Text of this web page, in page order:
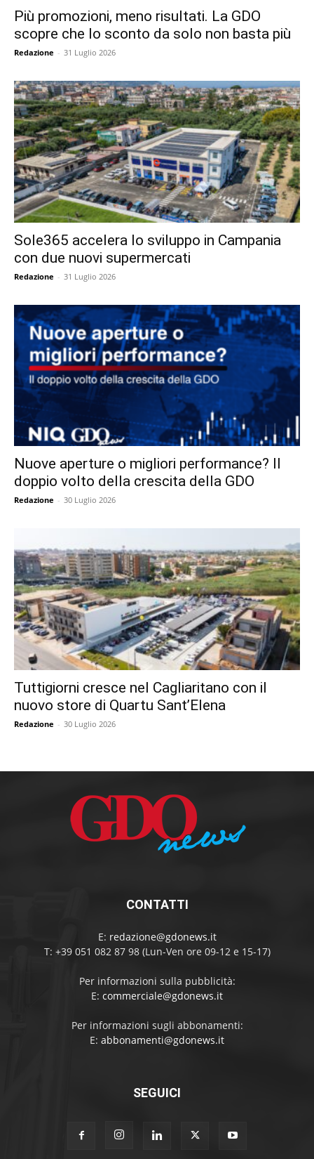
Più promozioni, meno risultati. La GDO
scopre che lo sconto da solo non basta più
Redazione - 31 Luglio 2026
Sole365 accelera lo sviluppo in Campania
con due nuovi supermercati
Redazione - 31 Luglio 2026
Nuove aperture o migliori performance? Il
doppio volto della crescita della GDO
Redazione - 30 Luglio 2026
Tuttigiorni cresce nel Cagliaritano con il
nuovo store di Quartu Sant’Elena
Redazione - 30 Luglio 2026
CONTATTI
E: redazione@gdonews.it
T: +39 051 082 87 98 (Lun-Ven ore 09-12 e 15-17)
Per informazioni sulla pubblicità:
E: commerciale@gdonews.it
Per informazioni sugli abbonamenti:
E: abbonamenti@gdonews.it
SEGUICI